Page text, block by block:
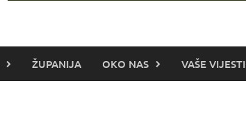
ŽUPANIJA OKO NAS VAŠE VIJESTI